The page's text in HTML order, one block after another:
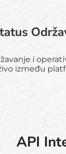
i
između
API